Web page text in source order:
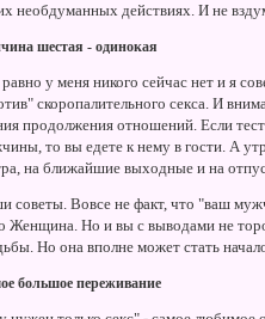
необдуманных действиях. И не
шестая - одинокая
у меня никого сейчас нет и я
скоропалительного секса. И
продолжения отношений. Если
то вы едете к нему в гости. А
на ближайшие выходные и на
советы. Вовсе не факт, что "ваш
Женщина. Но и вы с выводами не
Но она вполне может стать
большое переживание